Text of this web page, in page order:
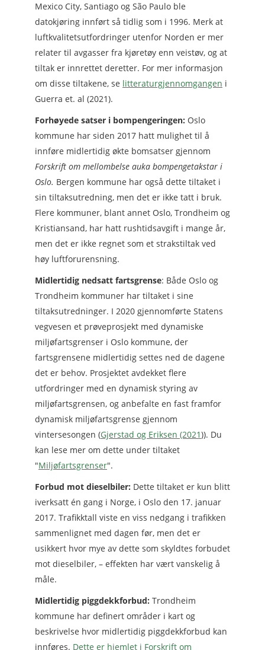
Mexico City, Santiago og São Paulo ble
datokjøring innført så tidlig som i 1996. Merk at
luftkvalitetsutfordringer utenfor Norden er mer
relater til avgasser fra kjøretøy enn veistøv, og at
tiltak er innrettet deretter. For mer informasjon
om disse tiltakene, se litteraturgjennomgangen i
Guerra et. al (2021).
Forhøyede satser i bompengeringen: Oslo
kommune har siden 2017 hatt mulighet til å
innføre midlertidig økte bomsatser gjennom
Forskrift om mellombelse auka bompengetakstar i
Oslo. Bergen kommune har også dette tiltaket i
sin tiltaksutredning, men det er ikke tatt i bruk.
Flere kommuner, blant annet Oslo, Trondheim og
Kristiansand, har hatt rushtidsavgift i mange år,
men det er ikke regnet som et strakstiltak ved
høy luftforurensning.
Midlertidig nedsatt fartsgrense: Både Oslo og
Trondheim kommuner har tiltaket i sine
tiltaksutredninger. I 2020 gjennomførte Statens
vegvesen et prøveprosjekt med dynamiske
miljøfartsgrenser i Oslo kommune, der
fartsgrensene midlertidig settes ned de dagene
det er behov. Prosjektet avdekket flere
utfordringer med en dynamisk styring av
miljøfartsgrensen, og anbefalte en fast framfor
dynamisk miljøfartsgrense gjennom
vintersesongen (Gjerstad og Eriksen (2021)). Du
kan lese mer om dette under tiltaket
"Miljøfartsgrenser".
Forbud mot dieselbiler: Dette tiltaket er kun blitt
iverksatt én gang i Norge, i Oslo den 17. januar
2017. Trafikktall viste en viss nedgang i trafikken
sammenlignet med dagen før, men det er
usikkert hvor mye av dette som skyldtes forbudet
mot dieselbiler, – effekten har vært vanskelig å
måle.
Midlertidig piggdekkforbud: Trondheim
kommune har definert områder i kart og
beskrivelse hvor midlertidig piggdekkforbud kan
innføres. Dette er hjemlet i Forskrift om